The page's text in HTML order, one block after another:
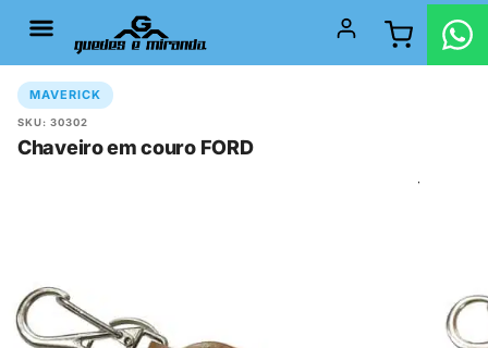
MAVERICK
SKU: 30302
Chaveiro em couro FORD